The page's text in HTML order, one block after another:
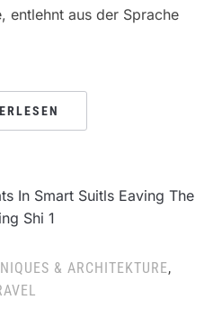
entlehnt aus der Sprache
& ARCHITEKTURE,